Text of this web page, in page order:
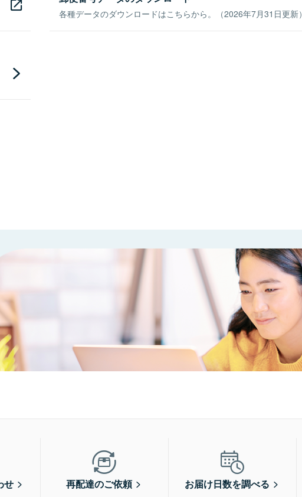
各種データのダウンロードはこちらから。（2026年7月31日更新）
せ 再配達のご依頼 お届け日数を調べる